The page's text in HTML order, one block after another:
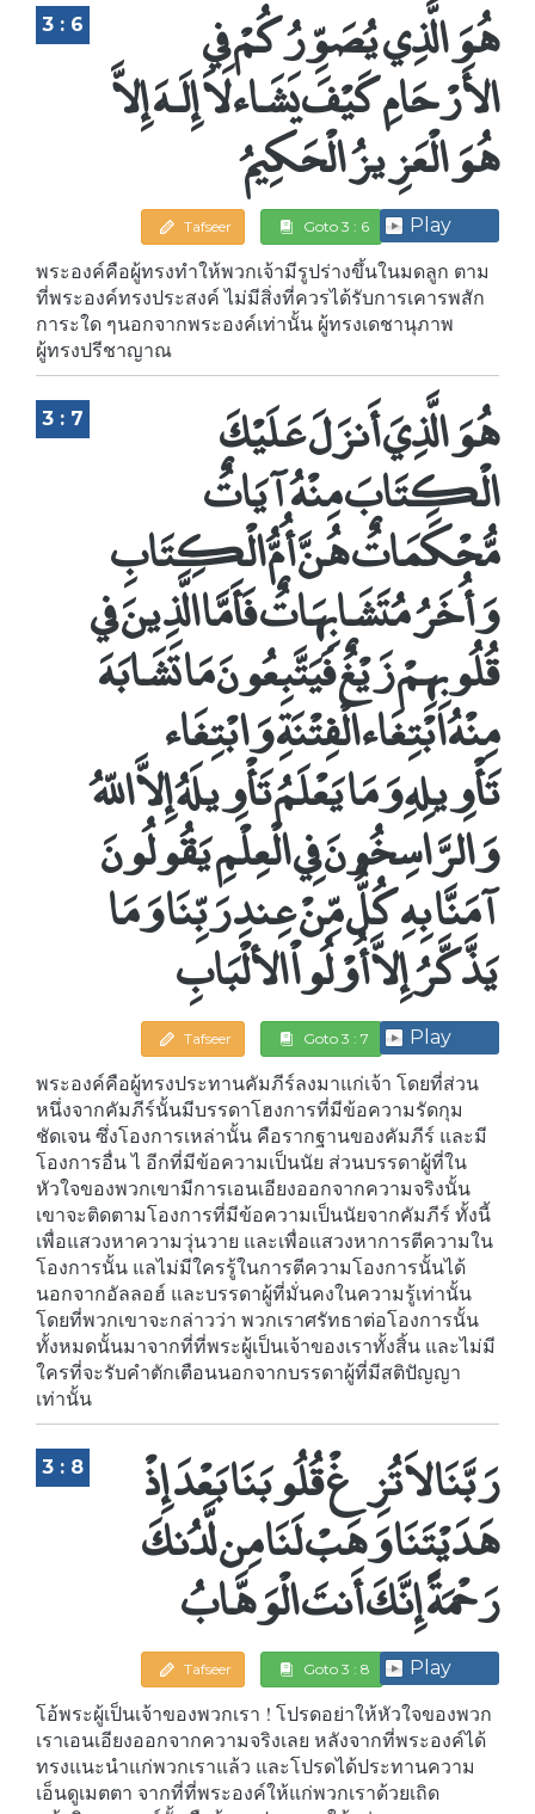
3 : 6 هُوَ الَّذِي يُصَوِّرُكُمْ فِي
الأَرْحَامِ كَيْفَ يَشَاء لاَ إِلَـهَ إِلاَّ
هُوَ الْعَزِيزُ الْحَكِيمُ
Tafseer Goto 3 : 6 Play
พระองค์คือผู้ทรงทำให้พวกเจ้ามีรูปร่างขึ้นในมดลูก ตาม
ที่พระองค์ทรงประสงค์ ไม่มีสิ่งที่ควรได้รับการเคารพสัก
การะใด ๆนอกจากพระองค์เท่านั้น ผู้ทรงเดชานุภาพ
ผู้ทรงปรีชาญาณ
3 : 7 هُوَ الَّذِيَ أَنزَلَ عَلَيْكَ
الْكِتَابَ مِنْهُ آيَاتٌ
مُّحْكَمَاتٌ هُنَّ أُمُّ الْكِتَابِ
وَأُخَرُ مُتَشَابِهَاتٌ فَأَمَّا الَّذِينَ في
قُلُوبِهِمْ زَيْغٌ فَيَتَّبِعُونَ مَا تَشَابَهَ
مِنْهُ ابْتِغَاء الْفِتْنَةِ وَابْتِغَاء
تَأْوِيلِهِ وَمَا يَعْلَمُ تَأْوِيلَهُ إِلاَّ اللّهُ
وَالرَّاسِخُونَ فِي الْعِلْمِ يَقُولُونَ
آمَنَّا بِهِ كُلٌّ مِّنْ عِندِ رَبِّنَا وَمَا
يَذَّكَّرُ إِلاَّ أُوْلُواْ الألْبَابِ
Tafseer Goto 3 : 7 Play
พระองค์คือผู้ทรงประทานคัมภีร์ลงมาแก่เจ้า โดยที่ส่วน
หนึ่งจากคัมภีร์นั้นมีบรรดาโฮงการที่มีข้อความรัดกุม
ชัดเจน ซึ่งโองการเหล่านั้น คือรากฐานของคัมภีร์ และมี
โองการอื่น ไ อีกที่มีข้อความเป็นนัย ส่วนบรรดาผู้ที่ใน
หัวใจของพวกเขามีการเอนเอียงออกจากความจริงนั้น
เขาจะติดตามโองการที่มีข้อความเป็นนัยจากคัมภีร์ ทั้งนี้
เพื่อแสวงหาความวุ่นวาย และเพื่อแสวงหาการตีความใน
โองการนั้น แลไม่มีใครรู้ในการตีความโองการนั้นได้
นอกจากอัลลอฮ์ และบรรดาผู้ที่มั่นคงในความรู้เท่านั้น
โดยที่พวกเขาจะกล่าวว่า พวกเราศรัทธาต่อโองการนั้น
ทั้งหมดนั้นมาจากที่ที่พระผู้เป็นเจ้าของเราทั้งสิ้น และไม่มี
ใครที่จะรับคำตักเตือนนอกจากบรรดาผู้ที่มีสติปัญญา
เท่านั้น
3 : 8 رَبَّنَا لاَ تُزِغْ قُلُوبَنَا بَعْدَ إِذْ
هَدَيْتَنَا وَهَبْ لَنَا مِن لَّدُنكَ
رَحْمَةً إِنَّكَ أَنتَ الْوَهَّابُ
Tafseer Goto 3 : 8 Play
โอ้พระผู้เป็นเจ้าของพวกเรา ! โปรดอย่าให้หัวใจของพวก
เราเอนเอียงออกจากความจริงเลย หลังจากที่พระองค์ได้
ทรงแนะนำแก่พวกเราแล้ว และโปรดได้ประทานความ
เอ็นดูเมตตา จากที่ที่พระองค์ให้แก่พวกเราด้วยเถิด